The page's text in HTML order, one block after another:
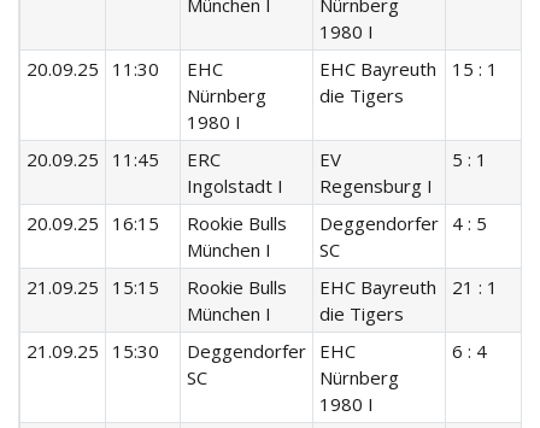
München I
Nürnberg
1980 I
20.09.25 11:30
EHC
Nürnberg
1980 I
EHC Bayreuth
die Tigers
15 : 1
20.09.25 11:45
ERC
Ingolstadt I
EV
Regensburg I
5 : 1
20.09.25 16:15
Rookie Bulls
München I
Deggendorfer
SC
4 : 5
21.09.25 15:15
Rookie Bulls
München I
EHC Bayreuth
die Tigers
21 : 1
21.09.25 15:30
Deggendorfer
SC
EHC
Nürnberg
1980 I
6 : 4